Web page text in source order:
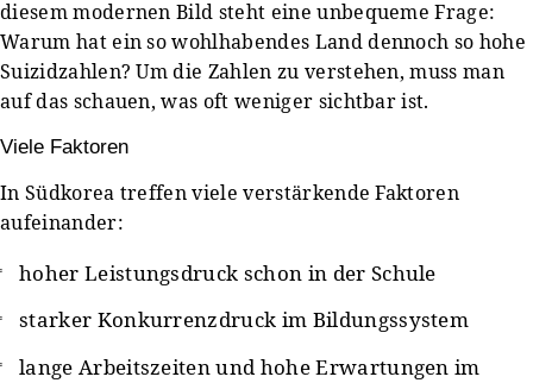
diesem modernen Bild steht eine unbequeme Frage:
Warum hat ein so wohlhabendes Land dennoch so hohe
Suizidzahlen? Um die Zahlen zu verstehen, muss man
auf das schauen, was oft weniger sichtbar ist.
Viele Faktoren
In Südkorea treffen viele verstärkende Faktoren
aufeinander:
hoher Leistungsdruck schon in der Schule
starker Konkurrenzdruck im Bildungssystem
lange Arbeitszeiten und hohe Erwartungen im